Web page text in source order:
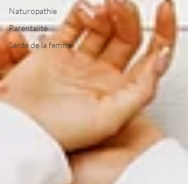
Naturopathie
Parentalité
Santé de la femme